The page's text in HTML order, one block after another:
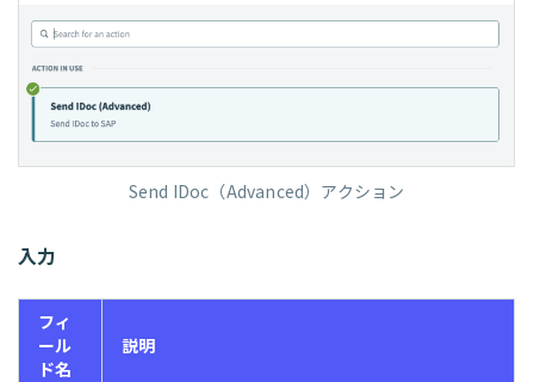
Send IDoc（Advanced）アクション
入力
フィ
ール
ド名
説明